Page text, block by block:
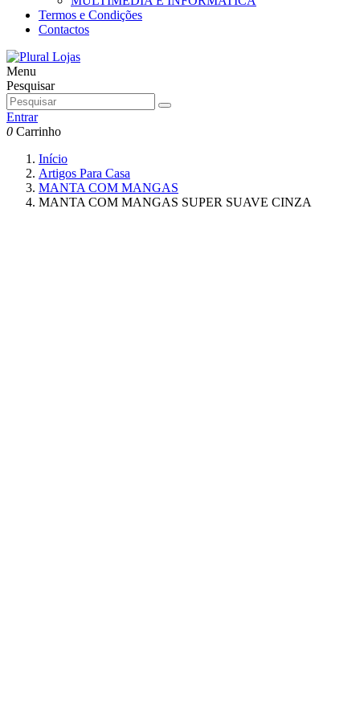
Termos e Condições
Contactos
Menu
Pesquisar
Entrar
0 Carrinho
Início
Artigos Para Casa
MANTA COM MANGAS
MANTA COM MANGAS SUPER SUAVE CINZA